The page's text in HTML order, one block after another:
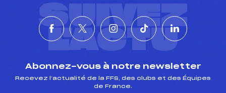
SUIVEZ
L'ACTU
Abonnez-vous à notre newsletter
Recevez l’actualité de la FFS, des clubs et des Équipes
de France.